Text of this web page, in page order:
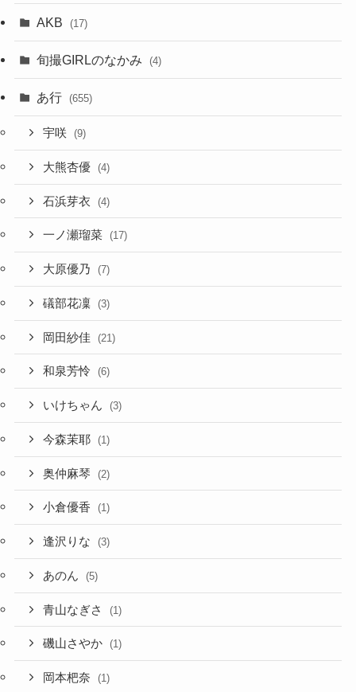
AKB (17)
旬撮GIRLのなかみ (4)
あ行 (655)
宇咲 (9)
大熊杏優 (4)
石浜芽衣 (4)
一ノ瀬瑠菜 (17)
大原優乃 (7)
礒部花凜 (3)
岡田紗佳 (21)
和泉芳怜 (6)
いけちゃん (3)
今森茉耶 (1)
奥仲麻琴 (2)
小倉優香 (1)
逢沢りな (3)
あのん (5)
青山なぎさ (1)
磯山さやか (1)
岡本杷奈 (1)